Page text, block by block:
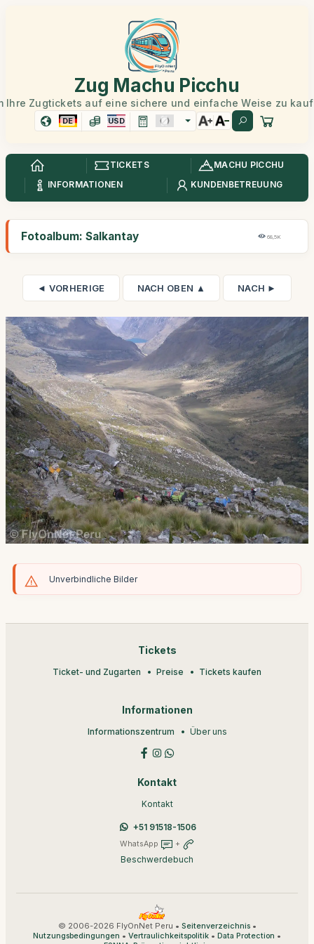
Zug Machu Picchu
Ihre Zugtickets auf eine sichere und einfache Weise zu
DE USD
TICKETS
MACHU PICCHU
INFORMATIONEN
KUNDENBETREUUNG
Fotoalbum: Salkantay 68,5K
◄ VORHERIGE NACH OBEN ▲ NACH ►
Unverbindliche Bilder
Tickets
Ticket- und Zugarten Preise Tickets kaufen
Informationen
Informationszentrum Über uns
Kontakt
Kontakt
+51 91518-1506
WhatsApp +
Beschwerdebuch
© 2006-2026 FlyOnNet Peru • Seitenverzeichnis•
Nutzungsbedingungen • Vertraulichkeitspolitik • Data Protection •